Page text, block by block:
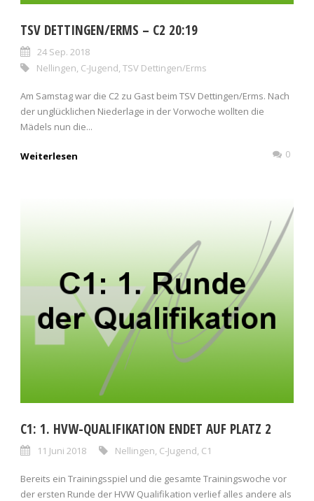
TSV DETTINGEN/ERMS – C2 20:19
24 Sep. 2018
Nellingen C-Jugend TSV Dettingen/Erms
Am Samstag war die C2 zu Gast beim TSV Dettingen/Erms. Nach
der unglücklichen Niederlage in der Vorwoche wollten die
Mädels nun die...
Weiterlesen 0
C1: 1. HVW-QUALIFIKATION ENDET AUF PLATZ 2
11 Juni 2018 Nellingen, C-Jugend, C1
Bereits ein Trainingsspiel und die gesamte Trainingswoche vor
der ersten Runde der HVW Qualifikation verlief alles andere als